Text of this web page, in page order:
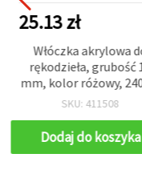
25.13 zł
Włóczka akrylowa
rękodzieła, grubość
mm, kolor różowy,
50 m
SKU: 411508
Dodaj do koszyka